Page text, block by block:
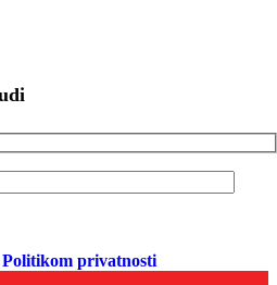
Politikom privatnosti